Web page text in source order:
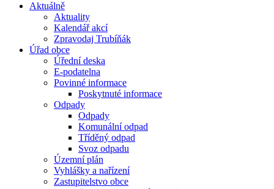
Aktuálně
Aktuality
Kalendář akcí
Zpravodaj Trubíňák
Úřad obce
Úřední deska
E-podatelna
Povinné informace
Poskytnuté informace
Odpady
Odpady
Komunální odpad
Tříděný odpad
Svoz odpadu
Územní plán
Vyhlášky a nařízení
Zastupitelstvo obce